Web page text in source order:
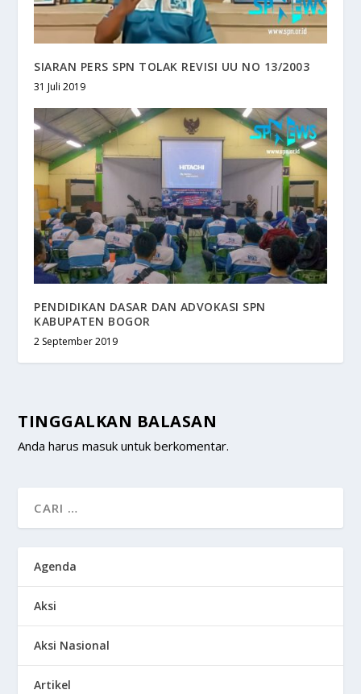
SIARAN PERS SPN TOLAK REVISI UU NO 13/2003
31 Juli 2019
PENDIDIKAN DASAR DAN ADVOKASI SPN
KABUPATEN BOGOR
2 September 2019
TINGGALKAN BALASAN
Anda harusmasuk untuk berkomentar.
Agenda
Aksi
Aksi Nasional
Artikel